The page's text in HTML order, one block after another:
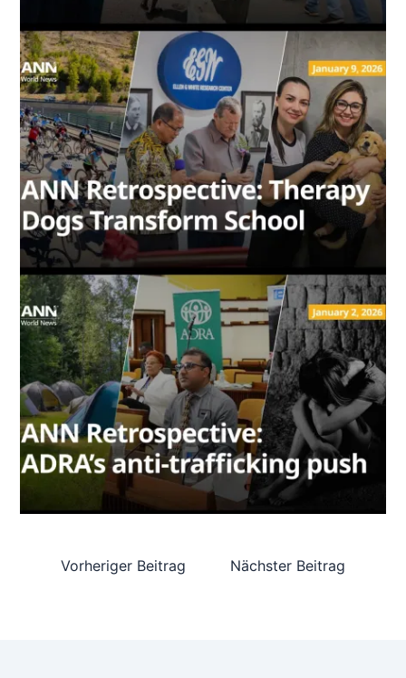
Vorheriger Beitrag Nächster Beitrag